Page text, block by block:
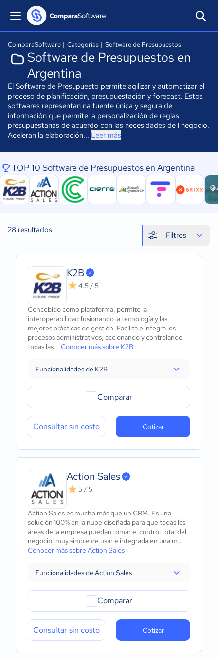
ComparaSoftware | Categorías | Software de Presupuestos
Software de Presupuestos en
Argentina
El Software de Presupuesto permite agilizar y automatizar el
proceso de planificación, presupuestación y forecast. Estos
softwares representan na fuente única y segura de
información que permite la personalización de reglas
presupuestarias de acuerdo con las necesidades de l negocio.
Aceleran la elaboración... Leer más
TOP 10 Software de Presupuestos en Argentina
28 resultados
Filtros
K2B
4.5 / 5
Concebido como plataforma, permite la
interoperabilidad fusionando la tecnología y las
mejores prácticas de gestión. Facilita e integra los
procesos administrativos, accionando y controlando
todas las... Conocer más sobre K2B
Funcionalidades de K2B
Comparar
Consultar sin costo Cotizar
Action Sales
5 / 5
Action Sales es mucho más que un CRM. Es una
solución 100% en la nube diseñada para que todas las
áreas de la empresa puedan tomar el control total del
negocio, muy simple de usar e integrada en una m...
Conocer más sobre Action Sales
Funcionalidades de Action Sales
Comparar
Consultar sin costo Cotizar